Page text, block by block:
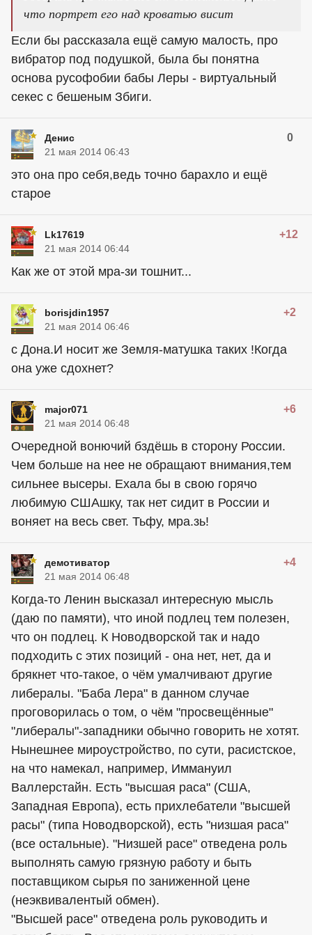
что портрет его над кроватью висит
Если бы рассказала ещё самую малость, про
вибратор под подушкой, была бы понятна
основа русофобии бабы Леры - виртуальный
секес с бешеным Збиги.
Денис 0
21 мая 2014 06:43
это она про себя,ведь точно барахло и ещё
старое
Lk17619 +12
21 мая 2014 06:44
Как же от этой мра-зи тошнит...
borisjdin1957 +2
21 мая 2014 06:46
с Дона.И носит же Земля-матушка таких !Когда
она уже сдохнет?
major071 +6
21 мая 2014 06:48
Очередной вонючий бздёшь в сторону России.
Чем больше на нее не обращают внимания,тем
сильнее высеры. Ехала бы в свою горячо
любимую СШАшку, так нет сидит в России и
воняет на весь свет. Тьфу, мра.зь!
демотиватор +4
21 мая 2014 06:48
Когда-то Ленин высказал интересную мысль
(даю по памяти), что иной подлец тем полезен,
что он подлец. К Новодворской так и надо
подходить с этих позиций - она нет, нет, да и
брякнет что-такое, о чём умалчивают другие
либералы. "Баба Лера" в данном случае
проговорилась о том, о чём "просвещённые"
"либералы"-западники обычно говорить не хотят.
Нынешнее мироустройство, по сути, расистское,
на что намекал, например, Иммануил
Валлерстайн. Есть "высшая раса" (США,
Западная Европа), есть прихлебатели "высшей
расы" (типа Новодворской), есть "низшая раса"
(все остальные). "Низшей расе" отведена роль
выполнять самую грязную работу и быть
поставщиком сырья по заниженной цене
(неэквивалентый обмен).
"Высшей расе" отведена роль руководить и